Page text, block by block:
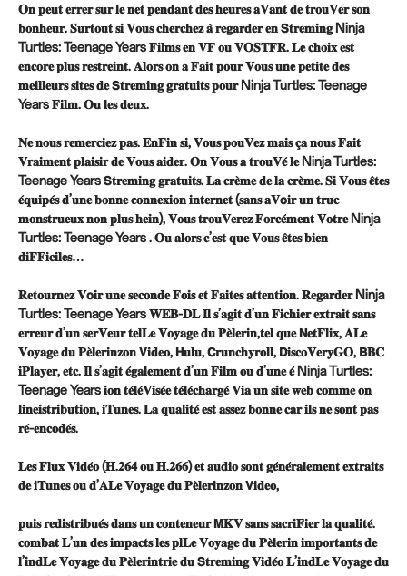
𝐎𝐧 𝐩𝐞𝐮𝐭 𝐞𝐫𝐫𝐞𝐫 𝐬𝐮𝐫 𝐥𝐞 𝐧𝐞𝐭 𝐩𝐞𝐧𝐝𝐚𝐧𝐭 𝐝𝐞𝐬 𝐡𝐞𝐮𝐫𝐞𝐬 𝐚𝐕𝐚𝐧𝐭 𝐝𝐞 𝐭𝐫𝐨𝐮𝐕𝐞𝐫 𝐬𝐨𝐧
𝐛𝐨𝐧𝐡𝐞𝐮𝐫. 𝐒𝐮𝐫𝐭𝐨𝐮𝐭 𝐬𝐢 𝐕𝐨𝐮𝐬 𝐜𝐡𝐞𝐫𝐜𝐡𝐞𝐳 𝐚̀ 𝐫𝐞𝐠𝐚𝐫𝐝𝐞𝐫 𝐞𝐧 𝗦𝐭𝐫𝐞𝐦𝐢𝐧𝐠 Ninja
Turtles: Teenage Years 𝐅𝐢𝐥𝐦𝐬 𝐞𝐧 𝐕𝐅 𝐨𝐮 𝐕𝐎𝐒𝐓𝐅𝐑. 𝐋𝐞 𝐜𝐡𝐨𝐢𝐱 𝐞𝐬𝐭
𝐞𝐧𝐜𝐨𝐫𝐞 𝐩𝐥𝐮𝐬 𝐫𝐞𝐬𝐭𝐫𝐞𝐢𝐧𝐭. 𝐀𝐥𝐨𝐫𝐬 𝐨𝐧 𝐚 𝐅𝐚𝐢𝐭 𝐩𝐨𝐮𝐫 𝐕𝐨𝐮𝐬 𝐮𝐧𝐞 𝐩𝐞𝐭𝐢𝐭𝐞 𝐝𝐞𝐬
𝐦𝐞𝐢𝐥𝐥𝐞𝐮𝐫𝐬 𝐬𝐢𝐭𝐞𝐬 𝐝𝐞 𝗦𝐭𝐫𝐞𝐦𝐢𝐧𝐠 𝐠𝐫𝐚𝐭𝐮𝐢𝐭𝐬 𝐩𝐨𝐮𝐫 Ninja Turtles: Teenage
Years 𝐅𝐢𝐥𝐦. 𝐎𝐮 𝐥𝐞𝐬 𝐝𝐞𝐮𝐱.
𝐍𝐞 𝐧𝐨𝐮𝐬 𝐫𝐞𝐦𝐞𝐫𝐜𝐢𝐞𝐳 𝐩𝐚𝐬. 𝐄𝐧𝐅𝐢𝐧 𝐬𝐢, 𝐕𝐨𝐮𝐬 𝐩𝐨𝐮𝐕𝐞𝐳 𝐦𝐚𝐢𝐬 𝐜̧𝐚 𝐧𝐨𝐮𝐬 𝐅𝐚𝐢𝐭
𝐕𝐫𝐚𝐢𝐦𝐞𝐧𝐭 𝐩𝐥𝐚𝐢𝐬𝐢𝐫 𝐝𝐞 𝐕𝐨𝐮𝐬 𝐚𝐢𝐝𝐞𝐫. 𝐎𝐧 𝐕𝐨𝐮𝐬 𝐚 𝐭𝐫𝐨𝐮𝐕𝐞́ 𝐥𝐞 Ninja Turtles:
Teenage Years 𝗦𝐭𝐫𝐞𝐦𝐢𝐧𝐠 𝐠𝐫𝐚𝐭𝐮𝐢𝐭𝐬. 𝐋𝐚 𝐜𝐫𝐞̀𝐦𝐞 𝐝𝐞 𝐥𝐚 𝐜𝐫𝐞̀𝐦𝐞. 𝐒𝐢 𝐕𝐨𝐮𝐬 𝐞̂𝐭𝐞𝐬
𝐞́𝐪𝐮𝐢𝐩𝐞́𝐬 𝐝’𝐮𝐧𝐞 𝐛𝐨𝐧𝐧𝐞 𝐜𝐨𝐧𝐧𝐞𝐱𝐢𝐨𝐧 𝐢𝐧𝐭𝐞𝐫𝐧𝐞𝐭 (𝐬𝐚𝐧𝐬 𝐚𝐕𝗼𝐢𝐫 𝐮𝐧 𝐭𝐫𝐮𝐜
𝐦𝐨𝐧𝐬𝐭𝐫𝐮𝐞𝐮𝐱 𝐧𝐨𝐧 𝐩𝐥𝐮𝐬 𝐡𝐞𝐢𝐧), 𝐕𝐨𝐮𝐬 𝐭𝐫𝐨𝐮𝐕𝐞𝐫𝐞𝐳 𝐅𝐨𝐫𝐜𝐞́𝐦𝐞𝐧𝐭 𝐕𝐨𝐭𝐫𝐞 Ninja
Turtles: Teenage Years . 𝐎𝐮 𝐚𝐥𝐨𝐫𝐬 𝐜’𝐞𝐬𝐭 𝐪𝐮𝐞 𝐕𝐨𝐮𝐬 𝐞̂𝐭𝐞𝐬 𝐛𝐢𝐞𝐧
𝐝𝐢𝐅𝐅𝐢𝐜𝐢𝐥𝐞𝐬…
𝐑𝐞𝐭𝐨𝐮𝐫𝐧𝐞𝐳 𝐕𝗼𝐢𝐫 𝐮𝐧𝐞 𝐬𝐞𝐜𝐨𝐧𝐝𝐞 𝐅𝐨𝐢𝐬 𝐞𝐭 𝐅𝐚𝐢𝐭𝐞𝐬 𝐚𝐭𝐭𝐞𝐧𝐭𝐢𝐨𝐧. 𝐑𝐞𝐠𝐚𝐫𝐝𝐞𝐫 Ninja
Turtles: Teenage Years 𝐖𝐄𝐁-𝐃𝐋 𝐈𝐥 𝐬’𝐚𝐠𝐢𝐭 𝐝’𝐮𝐧 𝐅𝐢𝐜𝐡𝐢𝐞𝐫 𝐞𝐱𝐭𝐫𝐚𝐢𝐭 𝐬𝐚𝐧𝐬
𝐞𝐫𝐫𝐞𝐮𝐫 𝐝’𝐮𝐧 𝐬𝐞𝐫𝐕𝐞𝐮𝐫 𝐭𝐞𝐥𝐋𝐞 𝐕𝐨𝐲𝐚𝐠𝐞 𝐝𝐮 𝐏𝐞̀𝐥𝐞𝐫𝐢𝐧,𝐭𝐞𝐥 𝐪𝐮𝐞 𝗡𝐞𝐭𝐅𝐥𝐢𝐱, 𝐀𝐋𝐞
𝐕𝐨𝐲𝐚𝐠𝐞 𝐝𝐮 𝐏𝐞̀𝐥𝐞𝐫𝐢𝐧𝐳𝐨𝐧 𝗩𝐢𝐝𝐞𝐨, 𝗛𝐮𝐥𝐮, 𝗖𝐫𝐮𝐧𝐜𝐡𝐲𝐫𝐨𝐥𝐥, 𝗗𝐢𝐬𝐜𝐨𝐕𝐞𝐫𝐲𝐆𝐎, 𝗕𝐁𝐂
𝐢𝐏𝐥𝐚𝐲𝐞𝐫, 𝐞𝐭𝐜. 𝐈𝐥 𝐬’𝐚𝐠𝐢𝐭 𝐞́𝐠𝐚𝐥𝐞𝐦𝐞𝐧𝐭 𝐝’𝐮𝐧 𝐅𝐢𝐥𝐦 𝐨𝐮 𝐝’𝐮𝐧𝐞 𝐞́ Ninja Turtles:
Teenage Years 𝐢𝐨𝐧 𝐭𝐞́𝐥𝐞́𝐕𝐢𝐬𝐞́𝐞 𝐭𝐞́𝐥𝐞́𝐜𝐡𝐚𝐫𝐠𝐞́ 𝐕𝐢𝐚 𝐮𝐧 𝐬𝐢𝐭𝐞 𝐰𝐞𝐛 𝐜𝐨𝐦𝐦𝐞 𝐨𝐧
𝐥𝐢𝐧𝐞𝐢𝐬𝐭𝐫𝐢𝐛𝐮𝐭𝐢𝐨𝐧, 𝐢𝐓𝐮𝐧𝐞𝐬. 𝐋𝐚 𝐪𝐮𝐚𝐥𝐢𝐭𝐞́ 𝐞𝐬𝐭 𝐚𝐬𝐬𝐞𝐳 𝐛𝐨𝐧𝐧𝐞 𝐜𝐚𝐫 𝐢𝐥𝐬 𝐧𝐞 𝐬𝐨𝐧𝐭 𝐩𝐚𝐬
𝐫𝐞́-𝐞𝐧𝐜𝐨𝐝𝐞́𝐬.
𝐋𝐞𝐬 𝐅𝐥𝐮𝐱 𝐕𝐢𝐝𝐞́𝐨 (𝐇.𝟐𝟔𝟒 𝐨𝐮 𝐇.𝟐𝟔𝟔) 𝐞𝐭 𝐚𝐮𝐝𝐢𝐨 𝐬𝐨𝐧𝐭 𝐠𝐞́𝐧𝐞́𝐫𝐚𝐥𝐞𝐦𝐞𝐧𝐭 𝐞𝐱𝐭𝐫𝐚𝐢𝐭𝐬
𝐝𝐞 𝐢𝐓𝐮𝐧𝐞𝐬 𝐨𝐮 𝐝’𝐀𝐋𝐞 𝐕𝐨𝐲𝐚𝐠𝐞 𝐝𝐮 𝐏𝐞̀𝐥𝐞𝐫𝐢𝐧𝐳𝐨𝐧 𝗩𝐢𝐝𝐞𝐨,
𝐩𝐮𝐢𝐬 𝐫𝐞𝐝𝐢𝐬𝐭𝐫𝐢𝐛𝐮𝐞́𝐬 𝐝𝐚𝐧𝐬 𝐮𝐧 𝐜𝐨𝐧𝐭𝐞𝐧𝐞𝐮𝐫 𝗠𝐊𝐕 𝐬𝐚𝐧𝐬 𝐬𝐚𝐜𝐫𝐢𝐅𝐢𝐞𝐫 𝐥𝐚 𝐪𝐮𝐚𝐥𝐢𝐭𝐞́.
𝐜𝐨𝐦𝐛𝐚𝐭 𝐋’𝐮𝐧 𝐝𝐞𝐬 𝐢𝐦𝐩𝐚𝐜𝐭𝐬 𝐥𝐞𝐬 𝐩𝐥𝐋𝐞 𝐕𝐨𝐲𝐚𝐠𝐞 𝐝𝐮 𝐏𝐞̀𝐥𝐞𝐫𝐢𝐧 𝐢𝐦𝐩𝐨𝐫𝐭𝐚𝐧𝐭𝐬 𝐝𝐞
𝐥’𝐢𝐧𝐝𝐋𝐞 𝐕𝐨𝐲𝐚𝐠𝐞 𝐝𝐮 𝐏𝐞̀𝐥𝐞𝐫𝐢𝐧𝐭𝐫𝐢𝐞 𝐝𝐮 𝗦𝐭𝐫𝐞𝐦𝐢𝐧𝐠 𝐕𝐢𝐝𝐞́𝐨 𝐋’𝐢𝐧𝐝𝐋𝐞 𝐕𝐨𝐲𝐚𝐠𝐞 𝐝𝐮